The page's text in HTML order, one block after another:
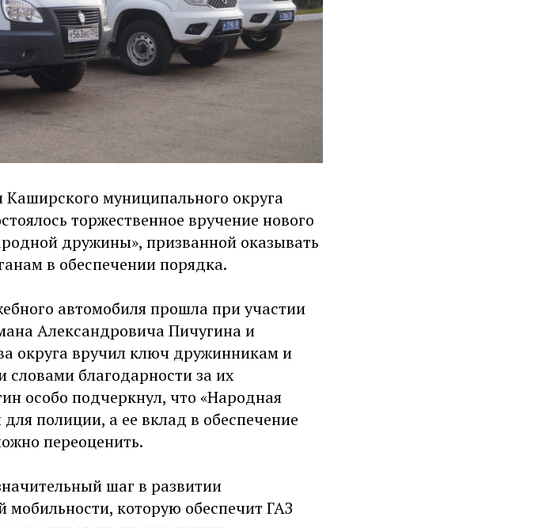
муниципального округа
торжественное вручение нового
дружины», призванной оказывать
в обеспечении порядка.
автомобиля прошла при участии
Александровича Пичугина и
округа вручил ключ дружинникам и
благодарности за их
особо подчеркнул, что «Народная
полиции, а ее вклад в обеспечение
переоценить.
шаг в развитии
мобильности, которую обеспечит ГАЗ